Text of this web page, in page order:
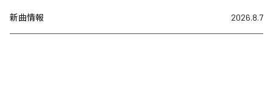
新曲情報 2026.8.7